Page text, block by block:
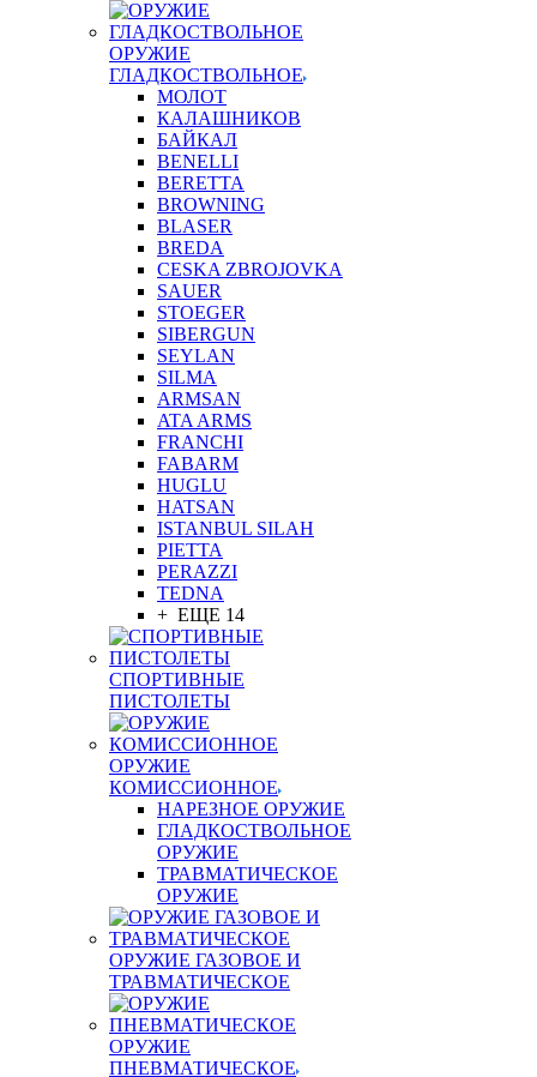
ОРУЖИЕ
ГЛАДКОСТВОЛЬНОЕ
МОЛОТ
КАЛАШНИКОВ
БАЙКАЛ
BENELLI
BERETTA
BROWNING
BLASER
BREDA
CESKA ZBROJOVKA
SAUER
STOEGER
SIBERGUN
SEYLAN
SILMA
ARMSAN
ATA ARMS
FRANCHI
FABARM
HUGLU
HATSAN
ISTANBUL SILAH
PIETTA
PERAZZI
TEDNA
+ ЕЩЕ 14
СПОРТИВНЫЕ
ПИСТОЛЕТЫ
ОРУЖИЕ
КОМИССИОННОЕ
НАРЕЗНОЕ ОРУЖИЕ
ГЛАДКОСТВОЛЬНОЕ
ОРУЖИЕ
ТРАВМАТИЧЕСКОЕ
ОРУЖИЕ
ОРУЖИЕ ГАЗОВОЕ И
ТРАВМАТИЧЕСКОЕ
ОРУЖИЕ
ПНЕВМАТИЧЕСКОЕ